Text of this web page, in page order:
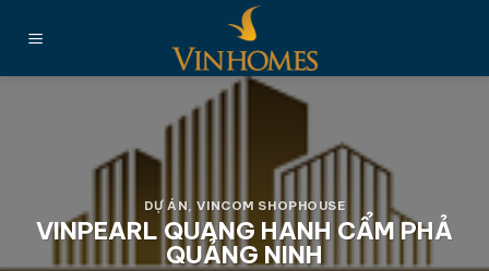
đến
DỰ ÁN,VINCOM SHOPHOUSE
VINPEARL QUANG HANH CẨM PHẢ
QUẢNG NINH